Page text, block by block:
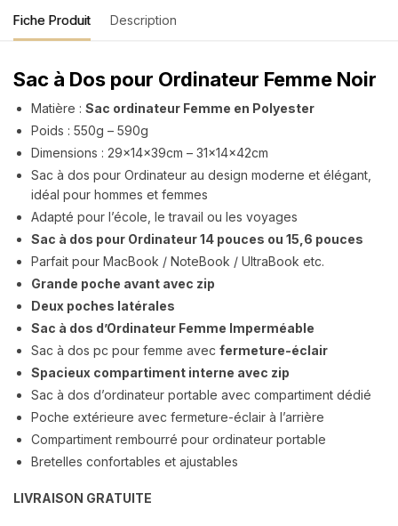
Fiche Produit Description
Sac à Dos pour Ordinateur Femme Noir
Matière : Sac ordinateur Femme en Polyester
Poids : 550g – 590g
Dimensions : 29x14x39cm – 31x14x42cm
Sac à dos pour Ordinateur au design moderne et élégant,
idéal pour hommes et femmes
Adapté pour l’école, le travail ou les voyages
Sac à dos pour Ordinateur 14 pouces ou 15,6 pouces
Parfait pour MacBook / NoteBook / UltraBook etc.
Grande poche avant avec zip
Deux poches latérales
Sac à dos d’Ordinateur Femme Imperméable
Sac à dos pc pour femme avec fermeture-éclair
Spacieux compartiment interne avec zip
Sac à dos d’ordinateur portable avec compartiment dédié
Poche extérieure avec fermeture-éclair à l’arrière
Compartiment rembourré pour ordinateur portable
Bretelles confortables et ajustables
LIVRAISON GRATUITE